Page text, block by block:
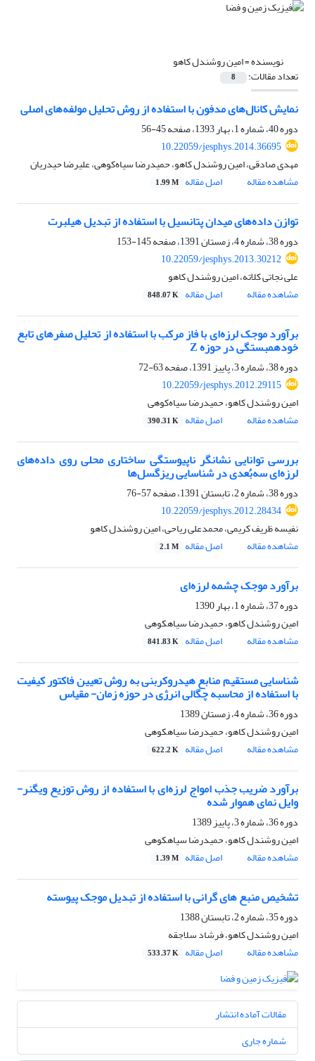
نویسنده =امین روشندل کاهو
تعداد مقالات: 8
نمایش کانال‌های مدفون با استفاده از روش تحلیل مولفه‌های اصلی
دوره 40، شماره 1، بهار 1393، صفحه
45-56
10.22059/jesphys.2014.36695
مهدی صادقی، امین روشندل کاهو، حمیدرضا سیاه‌کوهی، علیرضا حیدریان
مشاهده مقاله
اصل مقاله 1.99 M
توازن داده‌های میدان پتانسیل با استفاده از تبدیل هیلبرت
دوره 38، شماره 4، زمستان 1391، صفحه
145-153
10.22059/jesphys.2013.30212
علی نجاتی کلاته، امین روشندل کاهو
مشاهده مقاله
اصل مقاله 848.07 K
برآورد موجک لرزه‌‌ای با فاز مرکب با استفاده از تحلیل صفرهای تابع
خودهمبستگی در حوزه Z
دوره 38، شماره 3، پاییز 1391، صفحه
63-72
10.22059/jesphys.2012.29115
امین روشندل کاهو، حمیدرضا سیا‌ه‌کوهی
مشاهده مقاله
اصل مقاله 390.31 K
بررسی توانایی نشانگر ناپیوستگی ساختاری محلی روی داده‌های
لرزه‌ای سه‌بُعدی در شناسایی ریزگسل‌ها
دوره 38، شماره 2، تابستان 1391، صفحه
57-76
10.22059/jesphys.2012.28434
نفیسه ظریف کریمی، محمدعلی ریاحی، امین روشندل کاهو
مشاهده مقاله
اصل مقاله 2.1 M
برآورد موجک چشمه لرزه‌ای
دوره 37، شماره 1، بهار 1390
امین روشندل کاهو، حمیدرضا سیاهکوهی
مشاهده مقاله
اصل مقاله 841.83 K
شناسایی مستقیم منابع هیدروکربنی به روش تعیین فاکتور کیفیت
با استفاده از محاسبه چگالی انرژی در حوزه زمان- مقیاس
دوره 36، شماره 4، زمستان 1389
امین روشندل کاهو، حمیدرضا سیاهکوهی
مشاهده مقاله
اصل مقاله 622.2 K
برآورد ضریب جذب امواج لرزه‌ای با استفاده از روش توزیع ویگنر-
وایل نمای هموار ‌شده
دوره 36، شماره 3، پاییز 1389
امین روشندل کاهو، حمیدرضا سیاهکوهی
مشاهده مقاله
اصل مقاله 1.39 M
تشخیص منبع های گرانی با استفاده از تبدیل موجک پیوسته
دوره 35، شماره 2، تابستان 1388
امین روشندل کاهو، فرشاد سلاجقه
مشاهده مقاله
اصل مقاله 533.37 K
مقالات آماده انتشار
شماره جاری